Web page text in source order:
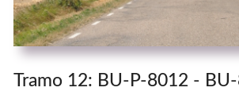
Tramo 12: BU-P-8012 -